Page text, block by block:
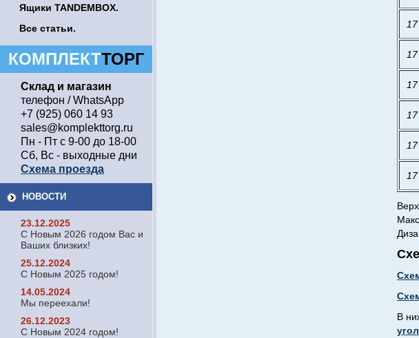
Ящики TANDEMBOX.
Все статьи.
КОМПЛЕКТТОРГ
Склад и магазин
телефон / WhatsApp
+7 (925) 060 14 93
sales@komplekttorg.ru
Пн - Пт с 9-00 до 18-00
Сб, Вс - выходные дни
Схема проезда
НОВОСТИ
23.12.2025
С Новым 2026 годом Вас и
Ваших близких!
25.12.2024
С Новым 2025 годом!
14.05.2024
Мы переехали!
26.12.2023
С Новым 2024 годом!
17
17
17
В